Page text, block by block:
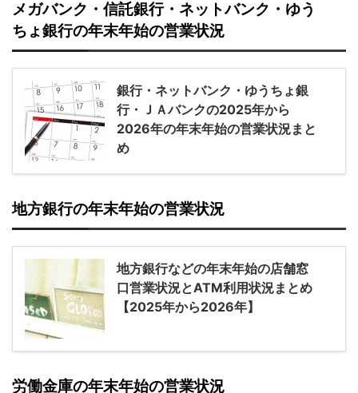
メガバンク・信託銀行・ネットバンク・ゆう
ちょ銀行の年末年始の営業状況
銀行・ネットバンク・ゆうちょ銀
行・ＪＡバンクの2025年から
2026年の年末年始の営業状況まと
め
地方銀行の年末年始の営業状況
地方銀行などの年末年始の店舗窓
口営業状況とATM利用状況まとめ
【2025年から2026年】
労働金庫の年末年始の営業状況